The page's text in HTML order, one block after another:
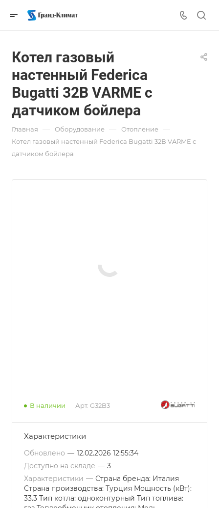
Котел газовый
настенный Federica
Bugatti 32В VARME с
датчиком бойлера
Главная — Оборудование — Отопление —
Котел газовый настенный Federica Bugatti 32В VARME с
датчиком бойлера
В наличии Арт. G32B3
Характеристики
Обновлено — 12.02.2026 12:55:34
Доступно на складе — 3
Характеристики — Страна бренда: Италия
Страна производства: Турция Мощность (кВт):
33.3 Тип котла: одноконтурный Тип топлива: